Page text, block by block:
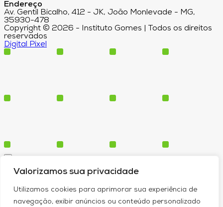
Valorizamos sua privacidade
Utilizamos cookies para aprimorar sua experiência de
navegação, exibir anúncios ou conteúdo personalizado
Endereço
Av. Gentil Bicalho, 412 - JK, João Monlevade - MG,
35930-478
Copyright © 2026 - Instituto Gomes | Todos os direitos
reservados
Digital Pixel
Cursos
Blog